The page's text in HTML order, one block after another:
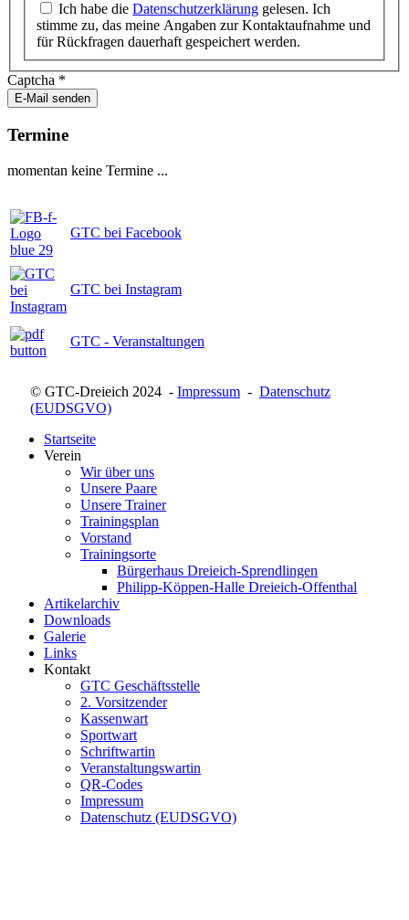
Ich habe die Datenschutzerklärung gelesen. Ich
stimme zu, das meine Angaben zur Kontaktaufnahme und
für Rückfragen dauerhaft gespeichert werden.
Captcha *
E-Mail senden
Termine
momentan keine Termine ...
GTC bei Facebook
GTC bei Instagram
GTC - Veranstaltungen
© GTC-Dreieich 2024 - Impressum - Datenschutz
(EUDSGVO)
Startseite
Verein
Wir über uns
Unsere Paare
Unsere Trainer
Trainingsplan
Vorstand
Trainingsorte
Bürgerhaus Dreieich-Sprendlingen
Philipp-Köppen-Halle Dreieich-Offenthal
Artikelarchiv
Downloads
Galerie
Links
Kontakt
GTC Geschäftsstelle
2. Vorsitzender
Kassenwart
Sportwart
Schriftwartin
Veranstaltungswartin
QR-Codes
Impressum
Datenschutz (EUDSGVO)